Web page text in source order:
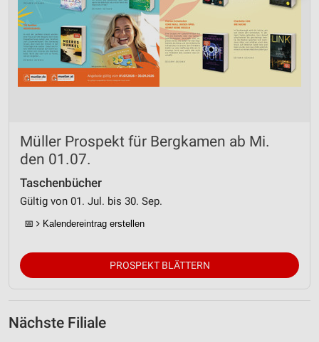
Müller Prospekt für Bergkamen ab Mi.
den 01.07.
Taschenbücher
Gültig von 01. Jul. bis 30. Sep.
📅 Kalendereintrag erstellen
PROSPEKT BLÄTTERN
Nächste Filiale